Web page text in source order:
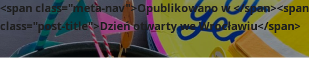
<span class="meta-nav">Opublikowano w </span><span
class="post-title">Dzień otwarty we Wrocławiu</span>